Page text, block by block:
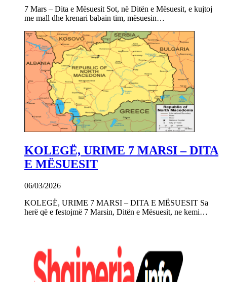
7 Mars – Dita e Mësuesit Sot, në Ditën e Mësuesit, e kujtoj
me mall dhe krenari babain tim, mësuesin…
KOLEGË, URIME 7 MARSI – DITA
E MËSUESIT
06/03/2026
KOLEGË, URIME 7 MARSI – DITA E MËSUESIT Sa
herë që e festojmë 7 Marsin, Ditën e Mësuesit, ne kemi…